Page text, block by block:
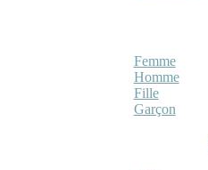
Femme
Homme
Fille
Garçon